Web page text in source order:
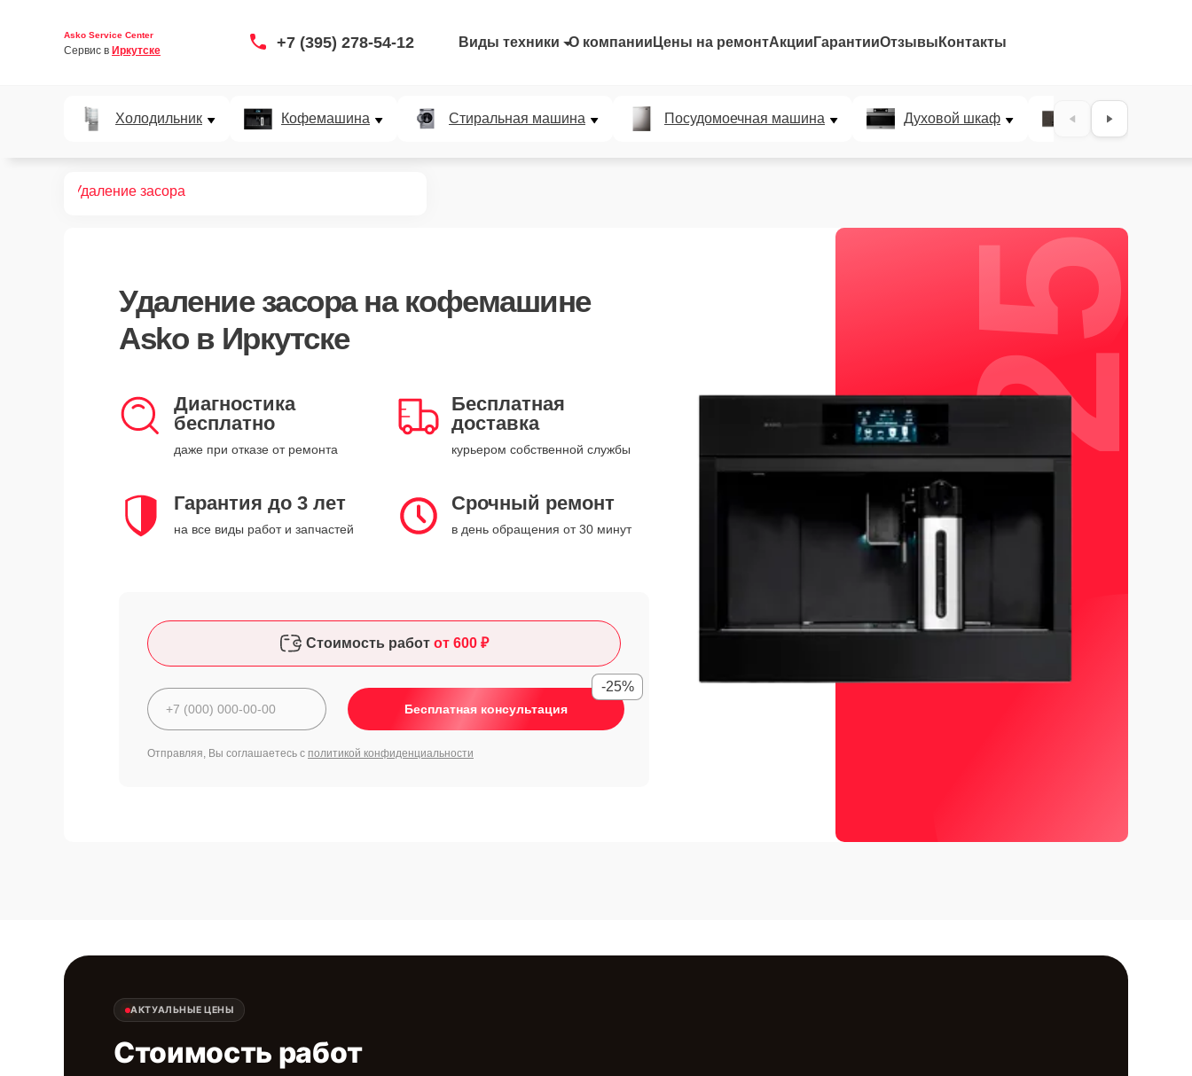
Asko Service Center
Сервис в Иркутске +7 (395) 278-54-12 Виды техники О компании Цены на ремонтАкции ГарантииОтзывы Контакты
Холодильник Кофемашина Стиральная машина Посудомоечная машина Духовой шкаф Варочная
Удаление засора
Удаление засорана кофемашине
Asko в Иркутске
Диагностика
бесплатно
даже при отказе от ремонта
Бесплатная
доставка
курьером собственной службы
Гарантия до 3 лет
на все виды работ и запчастей
Срочный ремонт
в день обращения от 30 минут
Стоимость работ от 600 ₽
Бесплатная консультация
-25%
Отправляя, Вы соглашаетесь с политикой конфиденциальности
25%
АКТУАЛЬНЫЕ ЦЕНЫ
Стоимость работ